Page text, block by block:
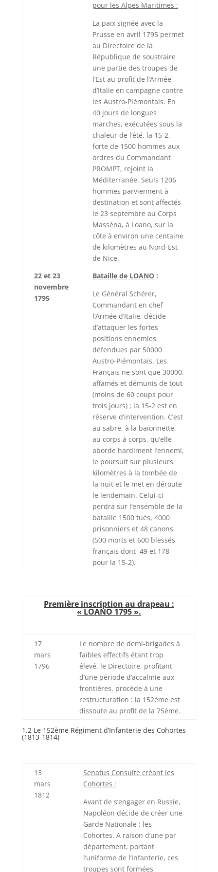
pour les Alpes Maritimes :
La paix signée avec la
Prusse en avril 1795 permet
au Directoire de la
République de soustraire
une partie des troupes de
l’Est au profit de l’Armée
d’Italie en campagne contre
les Austro-Piémontais. En
40 jours de longues
marches, exécutées sous la
chaleur de l’été, la 15-2,
forte de 1500 hommes aux
ordres du Commandant
PROMPT, rejoint la
Méditerranée. Seuls 1206
hommes parviennent à
destination et sont affectés
le 23 septembre au Corps
Masséna, à Loano, sur la
côte à environ une centaine
de kilomètres au Nord-Est
de Nice.
22 et 23
novembre
1795
Bataille de LOANO:
Le Général Schérer,
Commandant en chef
l’Armée d’Italie, décide
d’attaquer les fortes
positions ennemies
défendues par 50000
Austro-Piémontais. Les
Français ne sont que 30000,
affamés et démunis de tout
(moins de 60 coups pour
trois jours) ; la 15-2 est en
réserve d’intervention. C’est
au sabre, à la baïonnette,
au corps à corps, qu’elle
aborde hardiment l’ennemi,
le poursuit sur plusieurs
kilomètres à la tombée de
la nuit et le met en déroute
le lendemain. Celui-ci
perdra sur l’ensemble de la
bataille 1500 tués, 4000
prisonniers et 48 canons
(500 morts et 600 blessés
français dont 49 et 178
pour la 15-2).
Première inscription au drapeau :
« LOANO 1795 ».
17
mars
1796
Le nombre de demi-brigades à
faibles effectifs étant trop
élevé, le Directoire, profitant
d’une période d’accalmie aux
frontières, procède à une
restructuration : la 152ème est
dissoute au profit de la 75ème.
1.2 Le 152ème Régiment d’Infanterie des Cohortes
(1813-1814)
13
mars
1812
Senatus Consulte créant les
Cohortes :
Avant de s’engager en Russie,
Napoléon décide de créer une
Garde Nationale : les
Cohortes. A raison d’une par
département, portant
l’uniforme de l’Infanterie, ces
troupes sont formées